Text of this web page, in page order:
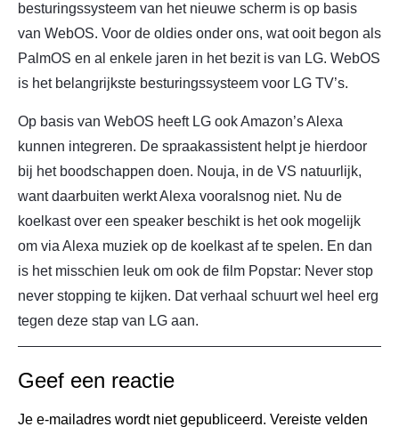
besturingssysteem van het nieuwe scherm is op basis
van WebOS. Voor de oldies onder ons, wat ooit begon als
PalmOS en al enkele jaren in het bezit is van LG. WebOS
is het belangrijkste besturingssysteem voor LG TV’s.
Op basis van WebOS heeft LG ook Amazon’s Alexa
kunnen integreren. De spraakassistent helpt je hierdoor
bij het boodschappen doen. Nouja, in de VS natuurlijk,
want daarbuiten werkt Alexa vooralsnog niet. Nu de
koelkast over een speaker beschikt is het ook mogelijk
om via Alexa muziek op de koelkast af te spelen. En dan
is het misschien leuk om ook de film Popstar: Never stop
never stopping te kijken. Dat verhaal schuurt wel heel erg
tegen deze stap van LG aan.
Geef een reactie
Je e-mailadres wordt niet gepubliceerd. Vereiste velden